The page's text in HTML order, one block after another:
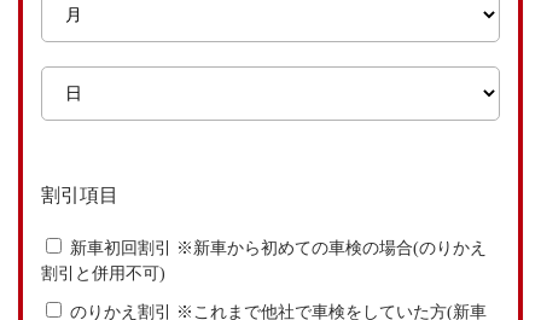
割引項目
新車初回割引 ※新車から初めての車検の場合(のりかえ
割引と併用不可)
のりかえ割引 ※これまで他社で車検をしていた方(新車